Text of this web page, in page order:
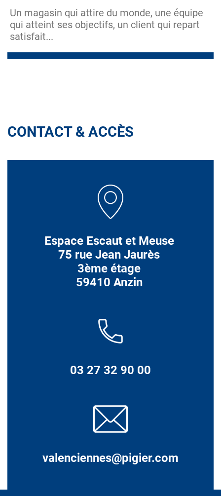
Un magasin qui attire du monde, une équipe
qui atteint ses objectifs, un client qui repart
satisfait...
CONTACT & ACCÈS
Espace Escaut et Meuse
75 rue Jean Jaurès
3ème étage
59410 Anzin
03 27 32 90 00
valenciennes@pigier.com